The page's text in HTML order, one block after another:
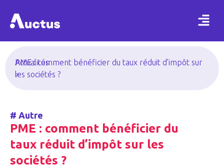
Actualités
>
PME : comment bénéficier du taux réduit d’impôt sur
les sociétés ?
# Autre
PME : comment bénéficier du
taux réduit d’impôt sur les
sociétés ?